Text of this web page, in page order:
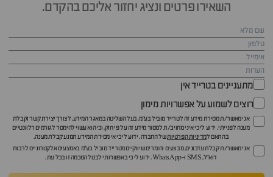
השאירו פרטים ונציג יחזור אליכם בהקדם.
מתעניינים בטרייד אין
רוצים לשמוע על אפשרויות מימון
אני מאשר/ת מסירת מידע זה לטרייד מוביל בע"מ, בעל השליטה במאגר המידע, לצורך יצירת קשר וקבלת
מענה לפנייתי. ידוע לי כי איני מחויב/ת למסור מידע זה על פי חוק, וכי הוא עשוי להימסר לגורמים רלוונטיים
בהתאם למדיניות הפרטיותשל החברה. ידוע לי כי אי מסירת המידע תמנע קבלת מענה.
אני מאשר/ת קבלת עדכונים, מבצעים וחומרים שיווקיים מטרייד מוביל בע"מ באמצעים אלקטרוניים לרבות
דוא״ל, SMS ו-WhatsApp. ידוע לי כי באפשרותי לבטל הסכמה זו בכל עת.